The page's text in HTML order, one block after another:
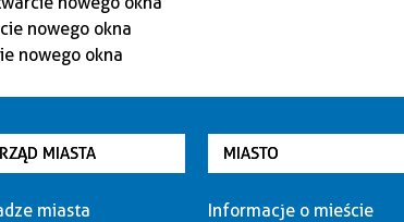
MIASTA
miasta
MIASTO
Informacje o mieście